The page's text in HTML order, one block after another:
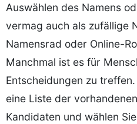
Auswählen des Namens
vermag auch als zufällige
Namensrad oder Online-
Manchmal ist es für
Entscheidungen zu
eine Liste der
Kandidaten und wählen